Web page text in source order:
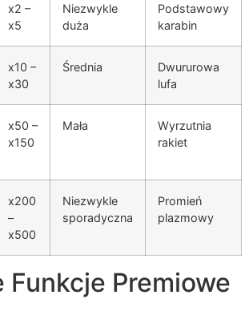
x2 –
x5
Niezwykle
duża
Podstawowy
karabin
x10 –
x30
Średnia
Dwururowa
lufa
x50 –
x150
Mała
Wyrzutnia
rakiet
x200
–
x500
Niezwykle
sporadyczna
Promień
plazmowy
Funkcje Premiowe